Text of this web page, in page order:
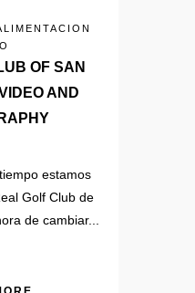
OF SAN
AND
estamos
Golf Club de
de cambiar...